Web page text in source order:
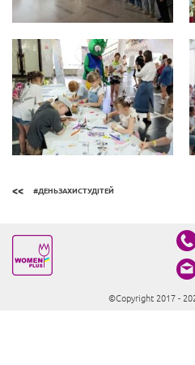
#ДЕНЬЗАХИСТУДІТЕЙ
©Copyright 2017 -